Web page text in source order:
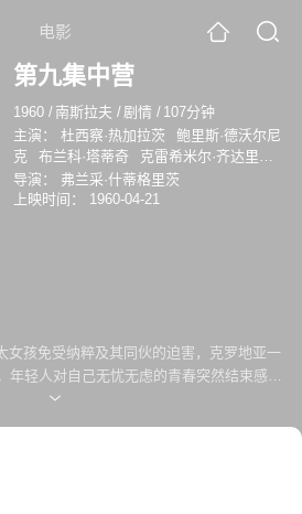
电影
第九集中营
1960 / 南斯拉夫 /剧情 / 107分钟
主演：
杜西察·热加拉茨
鲍里斯·德沃尔尼
克
布兰科·塔蒂奇
克雷希米尔·齐达里奇
Rikard Simonelli
Djurdja Segedin
Madunic
Dragan Milivojevic
导演：
弗兰采·什蒂格里茨
上映时间：
1960-04-21
女孩免受纳粹及其同伙的迫害，克罗地亚一
年轻人对自己无忧无虑的青春突然结束感到
或整个想法。然而，当她在一次街头突袭中